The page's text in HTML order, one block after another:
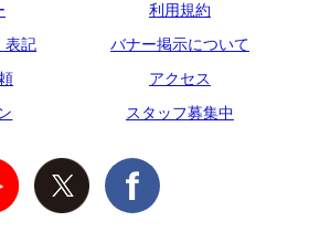
利用規約
表記
バナー掲示について
アクセス
スタッフ募集中